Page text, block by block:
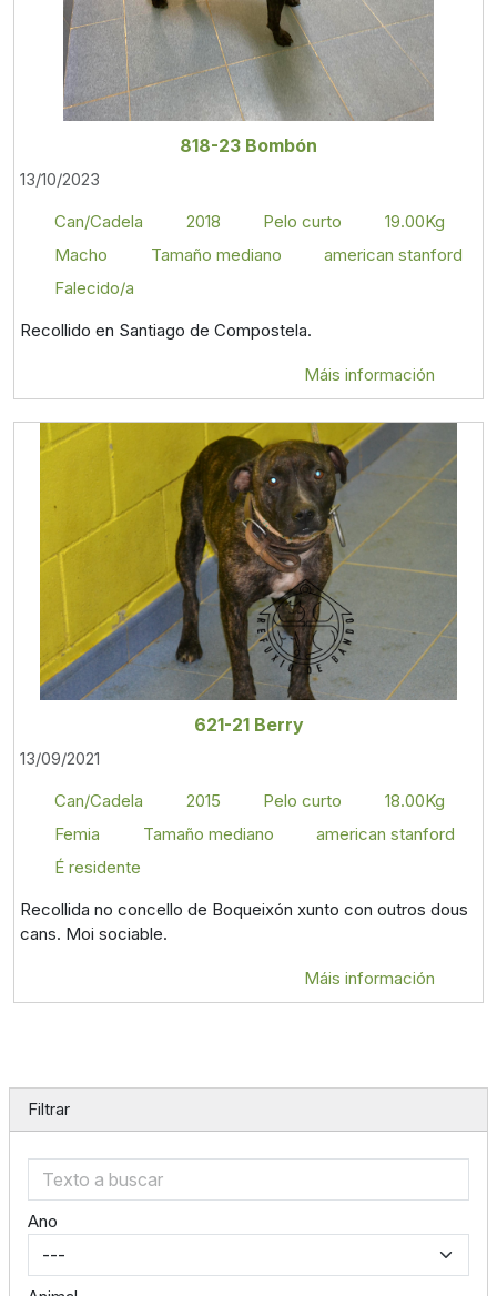
Filtrar
Ano
818-23 Bombón
13/10/2023
Can/Cadela
2018 Pelo curto
19.00Kg
Macho
Tamaño mediano
american stanford
Falecido/a
Recollido en Santiago de Compostela.
Máis información
621-21 Berry
13/09/2021
Can/Cadela
2015 Pelo curto
18.00Kg
Femia
Tamaño mediano
american stanford
É residente
Recollida no concello de Boqueixón xunto con outros dous
cans. Moi sociable.
Máis información